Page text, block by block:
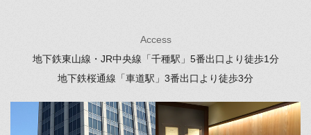
Access
地下鉄東山線・JR中央線「千種駅」 5番出口より徒歩1分
地下鉄桜通線「車道駅」 3番出口より徒歩3分